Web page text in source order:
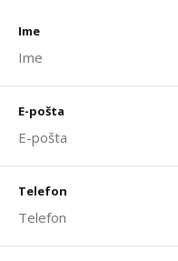
Ime
E-pošta
Telefon